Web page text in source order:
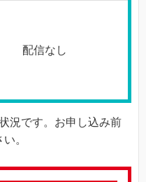
配信なし
況です。お申し込み前
。